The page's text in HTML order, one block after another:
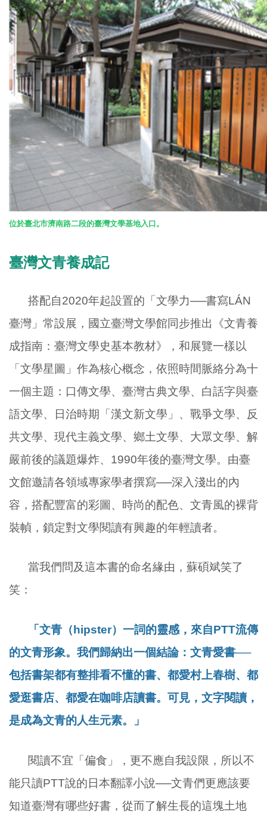
位於臺北市濟南路二段的臺灣文學基地入口。
臺灣文青養成記
搭配自2020年起設置的「文學力──書寫LÁN
臺灣」常設展，國立臺灣文學館同步推出《文青養
成指南：臺灣文學史基本教材》，和展覽一樣以
「文學星圖」作為核心概念，依照時間脈絡分為十
一個主題：口傳文學、臺灣古典文學、白話字與臺
語文學、日治時期「漢文新文學」、戰爭文學、反
共文學、現代主義文學、鄉土文學、大眾文學、解
嚴前後的議題爆炸、 1990年後的臺灣文學。由臺
文館邀請各領域專家學者撰寫──深入淺出的內
容，搭配豐富的彩圖、時尚的配色、文青風的裸背
裝幀，鎖定對文學閱讀有興趣的年輕讀者。
當我們問及這本書的命名緣由，蘇碩斌笑了
笑：
「文青（ hipster）一詞的靈感，來自PTT流傳
的文青形象。我們歸納出一個結論：文青愛書──
包括書架都有整排看不懂的書、都愛村上春樹、都
愛逛書店、都愛在咖啡店讀書。可見，文字閱讀，
是成為文青的人生元素。」
閱讀不宜「偏食」，更不應自我設限，所以不
能只讀PTT說的日本翻譯小說──文青們更應該要
知道臺灣有哪些好書，從而了解生長的這塊土地